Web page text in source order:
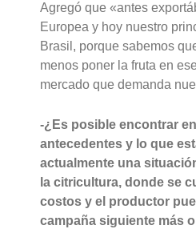
Agregó que «antes
Europea y hoy nuestro
Brasil, porque sabemos
menos poner la fruta en
mercado que demanda
-¿Es posible encontrar
antecedentes y lo que
actualmente una
la citricultura, donde se
costos y el productor
campaña siguiente más